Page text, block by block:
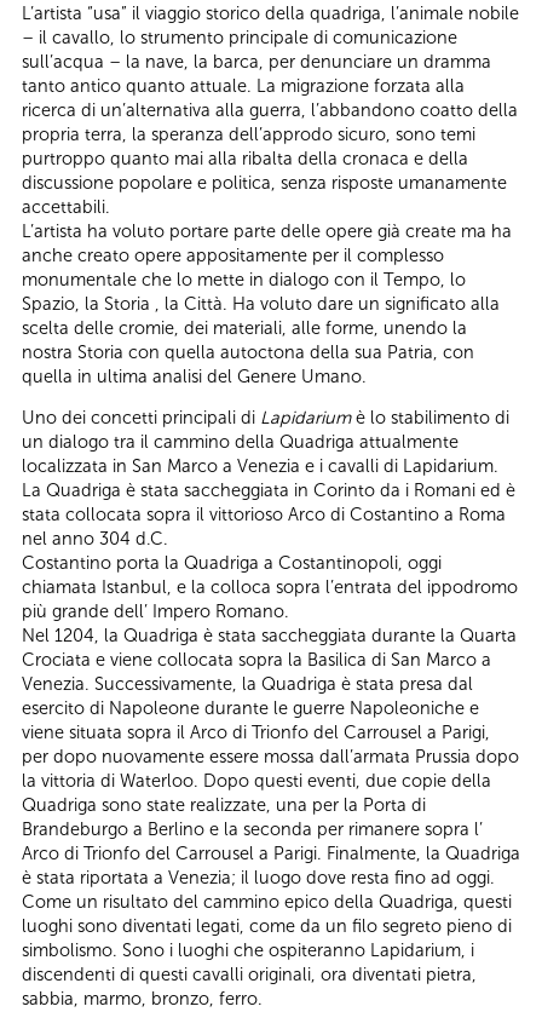
L’artista “usa” il viaggio storico della quadriga, l’animale nobile
– il cavallo, lo strumento principale di comunicazione
sull’acqua – la nave, la barca, per denunciare un dramma
tanto antico quanto attuale. La migrazione forzata alla
ricerca di un’alternativa alla guerra, l’abbandono coatto della
propria terra, la speranza dell’approdo sicuro, sono temi
purtroppo quanto mai alla ribalta della cronaca e della
discussione popolare e politica, senza risposte umanamente
accettabili.
L’artista ha voluto portare parte delle opere già create ma ha
anche creato opere appositamente per il complesso
monumentale che lo mette in dialogo con il Tempo, lo
Spazio, la Storia , la Città. Ha voluto dare un significato alla
scelta delle cromie, dei materiali, alle forme, unendo la
nostra Storia con quella autoctona della sua Patria, con
quella in ultima analisi del Genere Umano.
Uno dei concetti principali di Lapidariumè lo stabilimento di
un dialogo tra il cammino della Quadriga attualmente
localizzata in San Marco a Venezia e i cavalli di Lapidarium.
La Quadriga è stata saccheggiata in Corinto da i Romani ed è
stata collocata sopra il vittorioso Arco di Costantino a Roma
nel anno 304 d.C.
Costantino porta la Quadriga a Costantinopoli, oggi
chiamata Istanbul, e la colloca sopra l’entrata del ippodromo
più grande dell’ Impero Romano.
Nel 1204, la Quadriga è stata saccheggiata durante la Quarta
Crociata e viene collocata sopra la Basilica di San Marco a
Venezia. Successivamente, la Quadriga è stata presa dal
esercito di Napoleone durante le guerre Napoleoniche e
viene situata sopra il Arco di Trionfo del Carrousel a Parigi,
per dopo nuovamente essere mossa dall’armata Prussia dopo
la vittoria di Waterloo. Dopo questi eventi, due copie della
Quadriga sono state realizzate, una per la Porta di
Brandeburgo a Berlino e la seconda per rimanere sopra l’
Arco di Trionfo del Carrousel a Parigi. Finalmente, la Quadriga
è stata riportata a Venezia; il luogo dove resta fino ad oggi.
Come un risultato del cammino epico della Quadriga, questi
luoghi sono diventati legati, come da un filo segreto pieno di
simbolismo. Sono i luoghi che ospiteranno Lapidarium, i
discendenti di questi cavalli originali, ora diventati pietra,
sabbia, marmo, bronzo, ferro.